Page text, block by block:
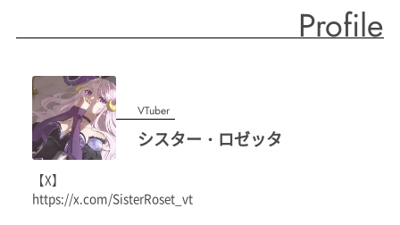
Profile
VTuber
シスター・ロゼッタ
【X】
https://x.com/SisterRoset_vt